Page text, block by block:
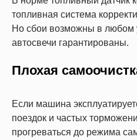
топливная система
Но сбои возможны в любом
автосвечи гарантированы.
Плохая
Если машина
поездок и частых
прогреваться до режима